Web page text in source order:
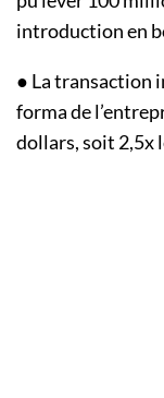
introduction en
● La transaction
forma de
dollars, soit 2,5x